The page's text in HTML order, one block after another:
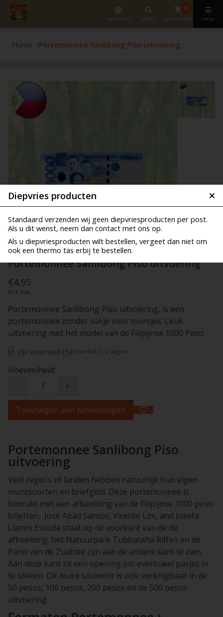
nederlands zoeken
0
winkelwagen menu
Diepvries producten
Standaard verzenden wij geen diepvriesproducten per post.
Als u dit wenst, neem dan contact met ons op.
Als u diepvriesproducten wilt bestellen, vergeet dan niet om
ook een thermo tas erbij te bestellen.
Home Portemonnee Sanlibong Piso uitvoering
Portemonnee Sanlibong Piso uitvoering
€4,95
Incl. btw
Portemonnee Sanlibong Piso uitvoering, is een
portemonnee zonder vakje voor muntjes. Leuk
uitvoering met het model van de Filipijnse 1000 Peso
Op voorraad (5)(Levertijd:1 - 2 dagen)
Hoeveelheid:
-
+
Toevoegen aan winkelwagen
Portemonnee Sanlibong Piso
uitvoering
Veel regio's of landen hebben natuurlijk hun eigen
muntsoorten en briefgeld. Deze portemonnee is
bedrukt met een afbeelding van de Filipijnse 1000 peso
biljetten. José Abad Santos, Vicente Lim, and Josefa
Llanes Escoda staat op de voorkant van de de
afbeelding. het Natuurpark Tubbataha Riffen en de
Parel van de Zuidzee zijn aan de andere kant te zien.
Aan deze kant zit een opening om eventueel pasjes in
te steken. Dit leuke souvenir is ook verkrijgbaar in de
50 pesos, 100 pesos, 200 pesos en de 500 pesos
uitvoering